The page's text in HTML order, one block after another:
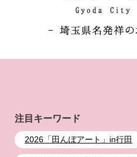
注目キーワード
2026「田んぼアート」in行田